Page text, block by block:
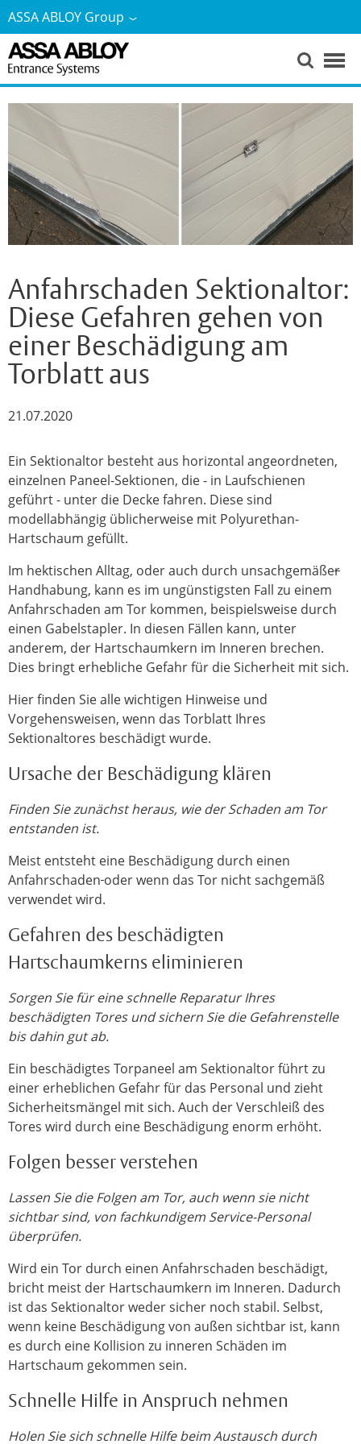
ASSA ABLOY Group
Anfahrschaden Sektionaltor:
Diese Gefahren gehen von
einer Beschädigung am
Torblatt aus
21.07.2020
Ein Sektionaltor besteht aus horizontal angeordneten,
einzelnen Paneel-Sektionen, die - in Laufschienen
geführt - unter die Decke fahren. Diese sind
modellabhängig üblicherweise mit Polyurethan-
Hartschaum gefüllt.
Im hektischen Alltag, oder auch durch unsachgemäßer
Handhabung, kann es im ungünstigsten Fall zu einem
Anfahrschaden am Tor kommen, beispielsweise durch
einen Gabelstapler. In diesen Fällen kann, unter
anderem, der Hartschaumkern im Inneren brechen.
Dies bringt erhebliche Gefahr für die Sicherheit mit sich.
Hier finden Sie alle wichtigen Hinweise und
Vorgehensweisen, wenn das Torblatt Ihres
Sektionaltores beschädigt wurde.
Ursache der Beschädigung klären
Finden Sie zunächst heraus, wie der Schaden am Tor
entstanden ist.
Meist entsteht eine Beschädigung durch einen
Anfahrschaden oder wenn das Tor nicht sachgemäß
verwendet wird.
Gefahren des beschädigten
Hartschaumkerns eliminieren
Sorgen Sie für eine schnelle Reparatur Ihres
beschädigten Tores und sichern Sie die Gefahrenstelle
bis dahin gut ab.
Ein beschädigtes Torpaneel am Sektionaltor führt zu
einer erheblichen Gefahr für das Personal und zieht
Sicherheitsmängel mit sich. Auch der Verschleiß des
Tores wird durch eine Beschädigung enorm erhöht.
Folgen besser verstehen
Lassen Sie die Folgen am Tor, auch wenn sie nicht
sichtbar sind, von fachkundigem Service-Personal
überprüfen.
Wird ein Tor durch einen Anfahrschaden beschädigt,
bricht meist der Hartschaumkern im Inneren. Dadurch
ist das Sektionaltor weder sicher noch stabil. Selbst,
wenn keine Beschädigung von außen sichtbar ist, kann
es durch eine Kollision zu inneren Schäden im
Hartschaum gekommen sein.
Schnelle Hilfe in Anspruch nehmen
Holen Sie sich schnelle Hilfe beim Austausch durch